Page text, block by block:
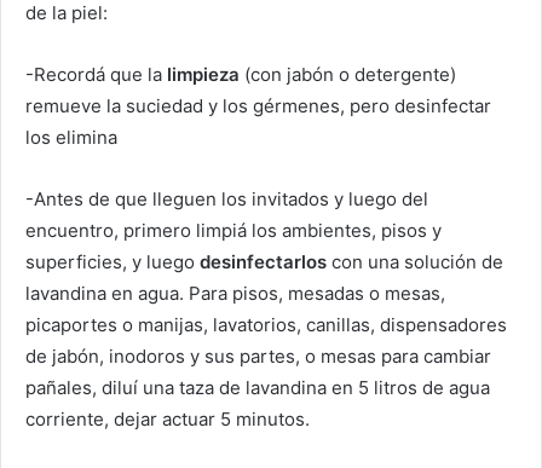
de la piel:
-Recordá que la limpieza (con jabón o detergente)
remueve la suciedad y los gérmenes, pero desinfectar
los elimina
-Antes de que lleguen los invitados y luego del
encuentro, primero limpiá los ambientes, pisos y
superficies, y luego desinfectarlos con una solución de
lavandina en agua. Para pisos, mesadas o mesas,
picaportes o manijas, lavatorios, canillas, dispensadores
de jabón, inodoros y sus partes, o mesas para cambiar
pañales, diluí una taza de lavandina en 5 litros de agua
corriente, dejar actuar 5 minutos.